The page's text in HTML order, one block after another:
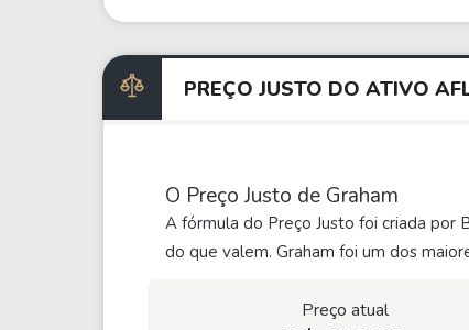
PREÇO JUSTO DO ATIVO
O Preço Justo de Graham
A fórmula do Preço Justo foi criada por
do que valem. Graham foi um dos
Preço atual